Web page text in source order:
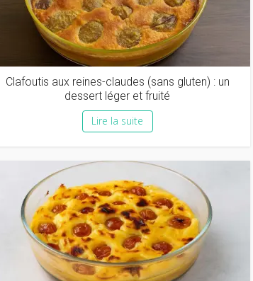
Clafoutis aux reines-claudes (sans gluten) : un
dessert léger et fruité
Lire la suite